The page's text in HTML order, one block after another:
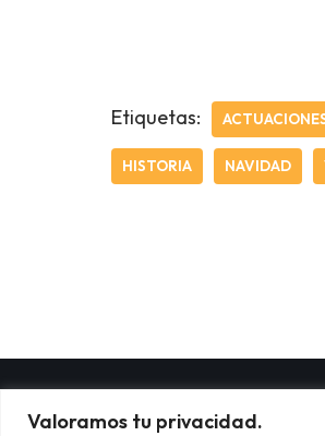
Valoramos tu privacidad.
Etiquetas:
HISTORIA NAVIDAD